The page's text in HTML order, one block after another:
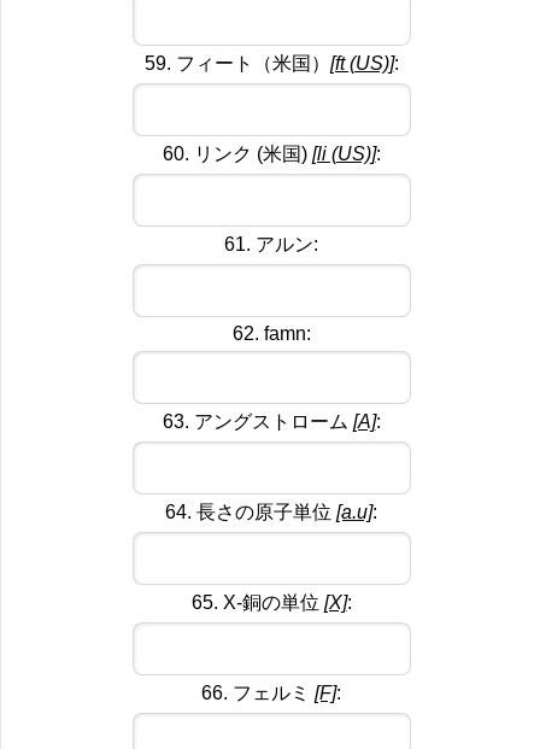
59. フィート（米国） [ft (US)]:
60. リンク (米国) [li (US)]:
61. アルン:
62. famn:
63. アングストローム [A]:
64. 長さの原子単位 [a.u]:
65. X-銅の単位 [X]:
66. フェルミ [F]: